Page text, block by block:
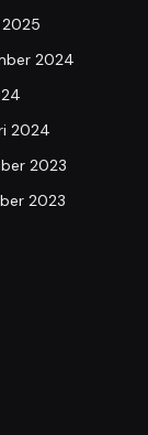
2024
2024
2023
2023